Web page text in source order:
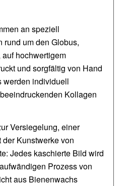
an speziell
rund um den Globus,
hochwertigem
und sorgfältig von Hand
werden individuell
Kollagen
Versiegelung, einer
Kunstwerke von
Jedes kaschierte Bild wird
Prozess von
aus Bienenwachs